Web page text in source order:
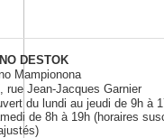
DESTOK
Mampionona
rue Jean-Jacques Garnier
du lundi au jeudi de 9h à
de 8h à 19h (horaires